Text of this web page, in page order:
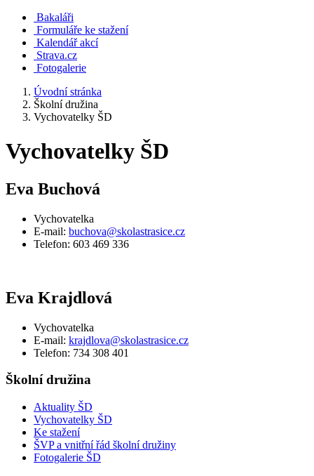
Bakaláři
Formuláře ke stažení
Kalendář akcí
Strava.cz
Fotogalerie
Úvodní stránka
Školní družina
Vychovatelky ŠD
Vychovatelky ŠD
Eva Buchová
Vychovatelka
E-mail: buchova@skolastrasice.cz
Telefon: 603 469 336
Eva Krajdlová
Vychovatelka
E-mail: krajdlova@skolastrasice.cz
Telefon: 734 308 401
Školní družina
Aktuality ŠD
Vychovatelky ŠD
Ke stažení
ŠVP a vnitřní řád školní družiny
Fotogalerie ŠD